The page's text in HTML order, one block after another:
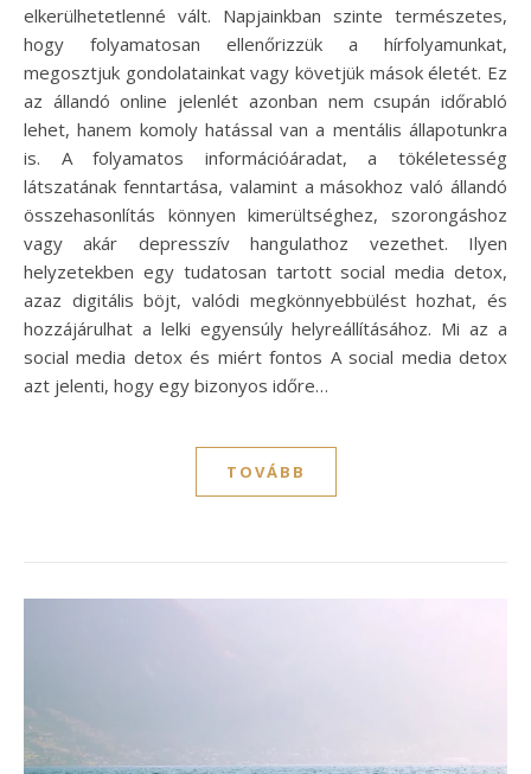
elkerülhetetlenné vált. Napjainkban szinte természetes,
hogy folyamatosan ellenőrizzük a hírfolyamunkat,
megosztjuk gondolatainkat vagy követjük mások életét. Ez
az állandó online jelenlét azonban nem csupán időrabló
lehet, hanem komoly hatással van a mentális állapotunkra
is. A folyamatos információáradat, a tökéletesség
látszatának fenntartása, valamint a másokhoz való állandó
összehasonlítás könnyen kimerültséghez, szorongáshoz
vagy akár depresszív hangulathoz vezethet. Ilyen
helyzetekben egy tudatosan tartott social media detox,
azaz digitális böjt, valódi megkönnyebbülést hozhat, és
hozzájárulhat a lelki egyensúly helyreállításához. Mi az a
social media detox és miért fontos A social media detox
azt jelenti, hogy egy bizonyos időre…
TOVÁBB